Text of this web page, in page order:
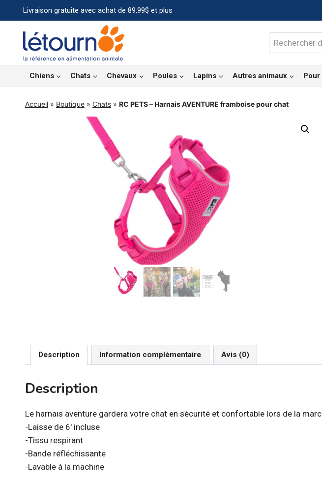
au
contenu
Livraison gratuite avec achat de 89,99$ et plus
Rechercher :
Chiens Chats Chevaux Poules Lapins Autres animaux Pour
Accueil » Boutique » Chats » RC PETS – Harnais AVENTURE framboise pour chat
Description Information complémentaire Avis (0)
Description
Le harnais aventure gardera votre chat en sécurité et confortable lors de la
-Laisse de 6′ incluse
-Tissu respirant
-Bande réfléchissante
-Lavable à la machine